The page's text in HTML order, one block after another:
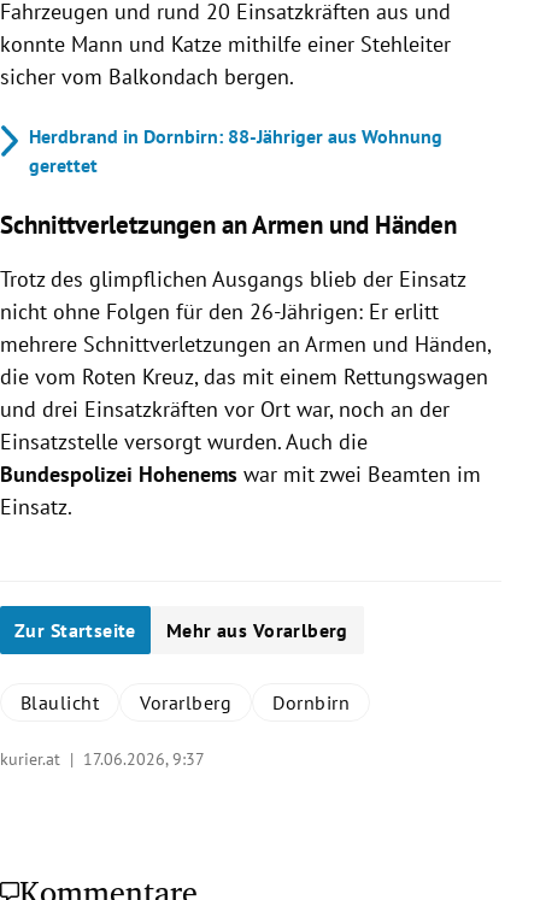
Fahrzeugen und rund 20 Einsatzkräften aus und
konnte Mann und Katze mithilfe einer Stehleiter
sicher vom Balkondach bergen.
Herdbrand in Dornbirn: 88-Jähriger aus Wohnung
gerettet
Schnittverletzungen an Armen und Händen
Trotz des glimpflichen Ausgangs blieb der Einsatz
nicht ohne Folgen für den 26-Jährigen: Er erlitt
mehrere Schnittverletzungen an Armen und Händen,
die vom Roten Kreuz, das mit einem Rettungswagen
und drei Einsatzkräften vor Ort war, noch an der
Einsatzstelle versorgt wurden. Auch die
Bundespolizei Hohenems war mit zwei Beamten im
Einsatz.
Zur Startseite Mehr aus Vorarlberg
Blaulicht Vorarlberg Dornbirn
kurier.at | 17.06.2026, 9:37